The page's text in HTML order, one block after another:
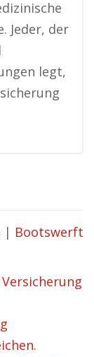
Jeder, der
legt,
| Bootswerft